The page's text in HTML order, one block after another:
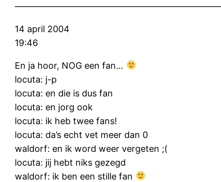
14 april 2004
19:46
En ja hoor, NOG een fan…
locuta: j-p
locuta: en die is dus fan
locuta: en jorg ook
locuta: ik heb twee fans!
locuta: da’s echt vet meer dan 0
waldorf: en ik word weer vergeten ;(
locuta: jij hebt niks gezegd
waldorf: ik ben een stille fan